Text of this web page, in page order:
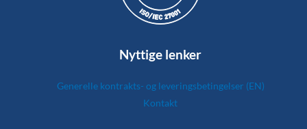
Nyttige lenker
Generelle kontrakts- og leveringsbetingelser (EN)
Kontakt